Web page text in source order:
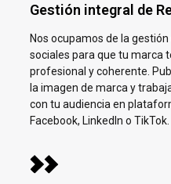
Gestión integral de
Nos ocupamos de la
sociales para que tu marca
profesional y coherente.
la imagen de marca y
con tu audiencia en
Facebook, LinkedIn o TikTok.